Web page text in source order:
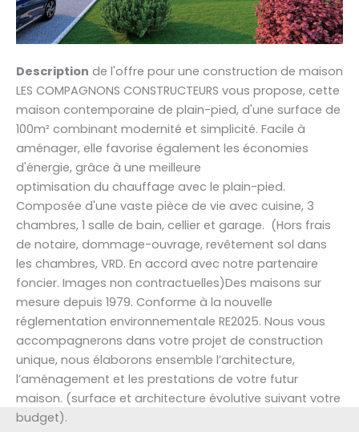
Description de l'offre pour une construction de maison
LES COMPAGNONS CONSTRUCTEURS vous propose, cette
maison contemporaine de plain-pied, d'une surface de
100m² combinant modernité et simplicité. Facile à
aménager, elle favorise également les économies
d'énergie, grâce à une meilleure
optimisation du chauffage avec le plain-pied.
Composée d'une vaste pièce de vie avec cuisine, 3
chambres, 1 salle de bain, cellier et garage. (Hors frais
de notaire, dommage-ouvrage, revêtement sol dans
les chambres, VRD. En accord avec notre partenaire
foncier. Images non contractuelles)Des maisons sur
mesure depuis 1979. Conforme à la nouvelle
réglementation environnementale RE2025. Nous vous
accompagnerons dans votre projet de construction
unique, nous élaborons ensemble l’architecture,
l’aménagement et les prestations de votre futur
maison. (surface et architecture évolutive suivant votre
budget).